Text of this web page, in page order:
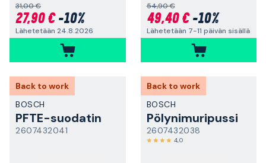
31,00 €
27,90 €-10%
Lähetetään 24.8.2026
54,90 €
49,40 €-10%
Lähetetään 7-11 päivän sisällä
Back to work
BOSCH
PFTE-suodatin
2607432041
Back to work
BOSCH
Pölynimuripussi
2607432038
4,0